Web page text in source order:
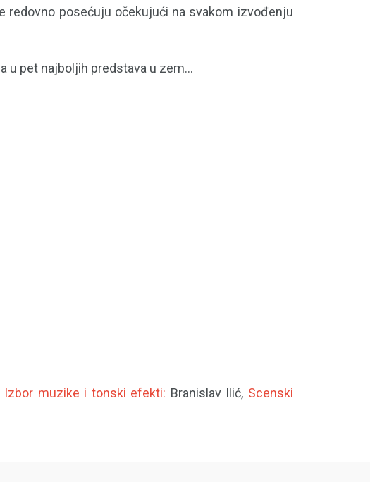
redovno posećuju očekujući na svakom izvođenju
u pet najboljih predstava u zem...
Izbor muzike i tonski efekti: Branislav Ilić, Scenski